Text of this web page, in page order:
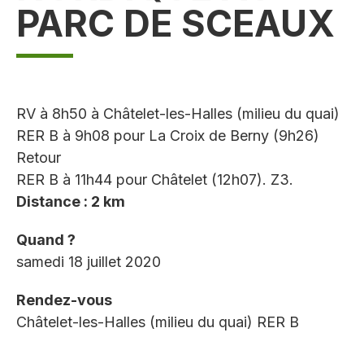
PARC DE SCEAUX
RV à 8h50 à Châtelet-les-Halles (milieu du quai)
RER B à 9h08 pour La Croix de Berny (9h26)
Retour
RER B à 11h44 pour Châtelet (12h07). Z3.
Distance : 2 km
Quand ?
samedi 18 juillet 2020
Rendez-vous
Châtelet-les-Halles (milieu du quai) RER B